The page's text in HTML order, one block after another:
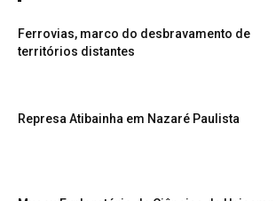
Ferrovias, marco do desbravamento de
territórios distantes
Represa Atibainha em Nazaré Paulista